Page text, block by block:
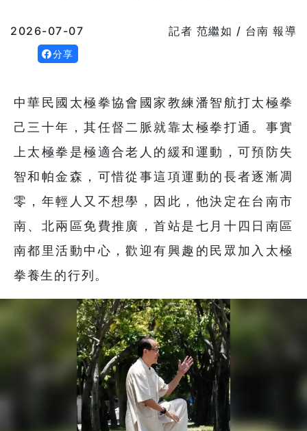
2026-07-07 記者 范繼如 / 台南 報導
分享
中華民國太極拳協會國家教練潘智航打太極拳
己三十年，其任督二脈就靠太極拳打通。事實
上太極拳是極適合老人的緩和運動，可預防失
智和帕金森，可惜從事這項運動的長者逐漸凋
零，年輕人又不想學，因此，他決定在台南市
南、北兩區免費推廣，首站是七月十四日南區
南都里活動中心，歡迎有興趣的民眾加入太極
拳養生的行列。